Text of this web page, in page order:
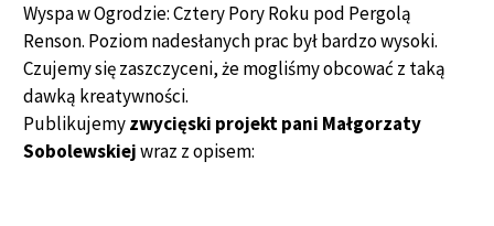
Wyspa w Ogrodzie: Cztery Pory Roku pod Pergolą
Renson. Poziom nadesłanych prac był bardzo wysoki.
Czujemy się zaszczyceni, że mogliśmy obcować z taką
dawką kreatywności.
Publikujemyzwycięski projekt pani Małgorzaty
Sobolewskiejwraz z opisem: